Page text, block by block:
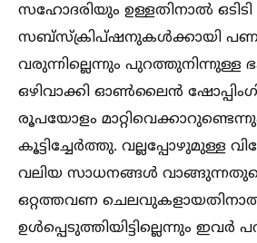
സഹോദരിയും ഉള്ളതിനാല്‍ ഒടിടി
സബ്‌സ്‌ക്രിപ്ഷനുകള്‍ക്കായി പണം
വരുന്നില്ലെന്നും പുറത്തുനിന്നുള്ള
ഒഴിവാക്കി ഓണ്‍ലൈൻ
രൂപയോളം
കൂട്ടിച്ചേർത്തു. വല്ലപ്പോഴുമുള്ള
വലിയ സാധനങ്ങള്‍
ഒറ്റത്തവണ
ഉള്‍പ്പെടുത്തിയിട്ടില്ലെന്നും ഇവർ